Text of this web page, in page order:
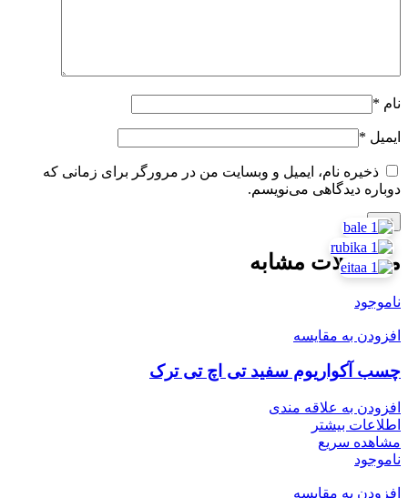
نام *
ایمیل *
ذخیره نام، ایمیل و وبسایت من در مرورگر برای زمانی که
دوباره دیدگاهی می‌نویسم.
محصولات مشابه
ناموجود
افزودن به مقایسه
چسب آکواریوم سفید تی اچ تی ترک
افزودن به علاقه مندی
اطلاعات بیشتر
مشاهده سریع
ناموجود
افزودن به مقایسه